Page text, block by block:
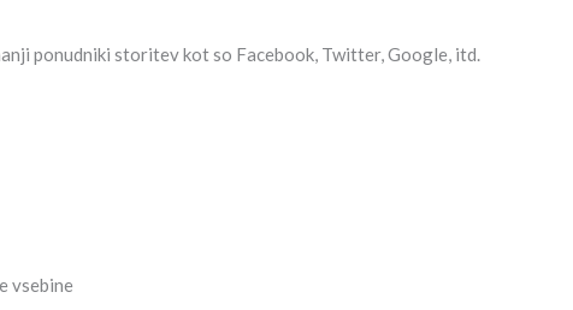
ponudniki storitev kot so Facebook, Twitter, Google, itd.
vsebine